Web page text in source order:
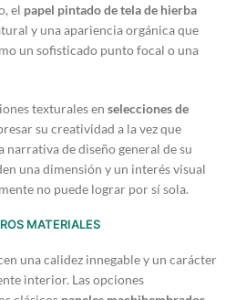
el papel pintado de tela de hierba
y una apariencia orgánica que
un sofisticado punto focal o una
texturales en selecciones de
su creatividad a la vez que
de diseño general de su
una dimensión y un interés visual
no puede lograr por sí sola.
MATERIALES
una calidez innegable y un carácter
interior. Las opciones